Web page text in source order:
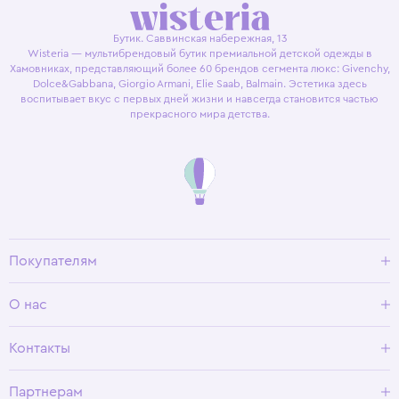
Бутик. Саввинская набережная, 13
Wisteria — мультибрендовый бутик премиальной детской одежды в
Хамовниках, представляющий более 60 брендов сегмента люкс: Givenchy,
Dolce&Gabbana, Giorgio Armani, Elie Saab, Balmain. Эстетика здесь
воспитывает вкус с первых дней жизни и навсегда становится частью
прекрасного мира детства.
Покупателям
Условия возврата
О нас
Программа лояльности
Контакты
Партнерам